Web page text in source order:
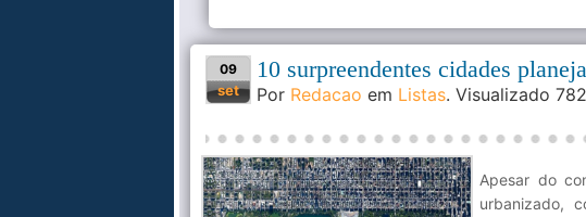
09
set
10 surpreendentes cidades
Por Redacao em Listas. Visualizado
Apesar do
urbanizado,